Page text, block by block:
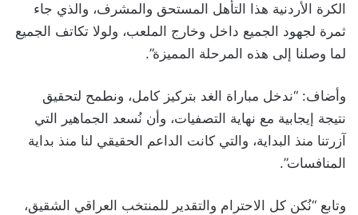
الكرة الأردنية هذا التأهل المستحق والمشرف، والذي جاء
ثمرة لجهود الجميع داخل وخارج الملعب، ولولا تكاتف الجميع
لما وصلنا إلى هذه المرحلة المميزة”.
وأضاف: “ندخل مباراة الغد بتركيز كامل، ونطمح لتحقيق
نتيجة إيجابية مع نهاية التصفيات، وأن نُسعد الجماهير التي
آزرتنا منذ البداية، والتي كانت الداعم الحقيقي لنا منذ بداية
المنافسات”.
وتابع “نُكن كل الاحترام والتقدير للمنتخب العراقي الشقيق،